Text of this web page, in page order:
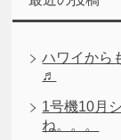
ハワイから
♬
1号機10月
ね。。。